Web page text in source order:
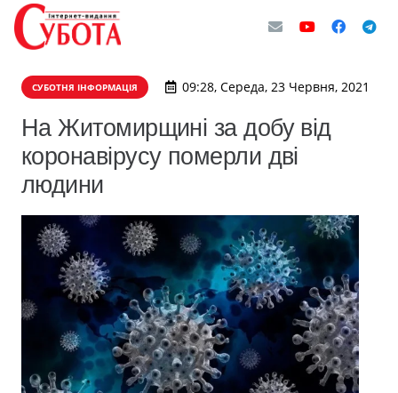
СУБОТНЯ ІНФОРМАЦІЯ 09:28, Середа, 23 Червня, 2021
На Житомирщині за добу від
коронавірусу померли дві
людини